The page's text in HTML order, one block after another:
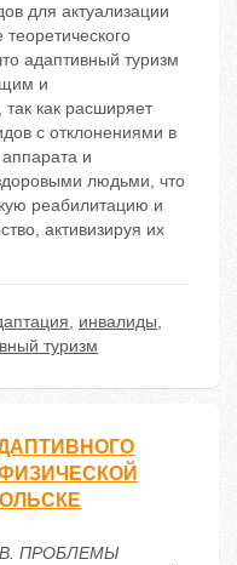
для актуализации
адаптивный туризм
и
как расширяет
с отклонениями в
и
людьми, что
реабилитацию и
активизируя их
, инвалиды,
туризм
В. ПРОБЛЕМЫ